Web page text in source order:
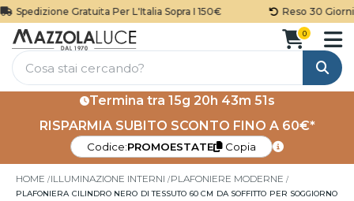
Spedizione Gratuita Per L'Italia Sopra I 150€ Reso 30 Giorni
Cerca
0
Termina tra 15g 20h 43m 51s
RISPARMIA SUBITO SCONTO FINO A 60€*
Codice:PROMOESTATE Copia
HOME ILLUMINAZIONE INTERNI PLAFONIERE MODERNE
PLAFONIERA CILINDRO NERO DI TESSUTO 60 CM DA SOFFITTO PER SOGGIORNO